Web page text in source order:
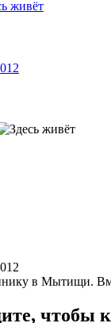
в Мытищи.
чтобы